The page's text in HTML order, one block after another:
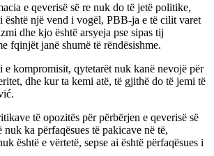
e qeverisë së re nuk do të jetë politike,
është një vend i vogël, PBB-ja e të cilit varet
dhe kjo është arsyeja pse sipas tij
fqinjët janë shumë të rëndësishme.
e kompromisit, qytetarët nuk kanë nevojë për
dhe kur ta kemi atë, të gjithë do të jemi të
të opozitës për përbërjen e qeverisë së
nuk ka përfaqësues të pakicave në të,
është e vërtetë, sepse ai është përfaqësues i